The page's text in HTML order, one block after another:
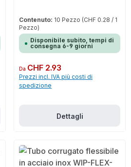
Contenuto: 10 Pezzo (CHF 0.28 / 1
Pezzo)
Disponibile subito, tempi di
consegna 6-9 giorni
Prezzo normale:
Da CHF 2.93
Prezzi incl. IVA più costi di
spedizione
Dettagli